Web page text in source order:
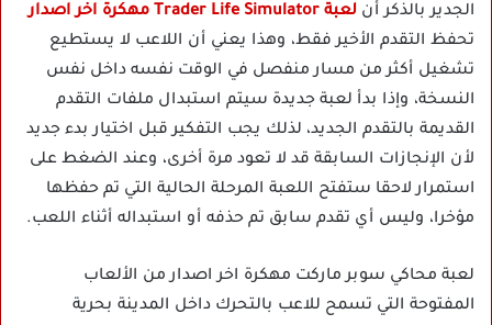
الجدير بالذكر أن لعبة Trader Life Simulator مهكرة اخر اصدار
تحفظ التقدم الأخير فقط، وهذا يعني أن اللاعب لا يستطيع
تشغيل أكثر من مسار منفصل في الوقت نفسه داخل نفس
النسخة، وإذا بدأ لعبة جديدة سيتم استبدال ملفات التقدم
القديمة بالتقدم الجديد، لذلك يجب التفكير قبل اختيار بدء جديد
لأن الإنجازات السابقة قد لا تعود مرة أخرى، وعند الضغط على
استمرار لاحقا ستفتح اللعبة المرحلة الحالية التي تم حفظها
مؤخرا، وليس أي تقدم سابق تم حذفه أو استبداله أثناء اللعب.
لعبة محاكي سوبر ماركت مهكرة اخر اصدار من الألعاب
المفتوحة التي تسمح للاعب بالتحرك داخل المدينة بحرية